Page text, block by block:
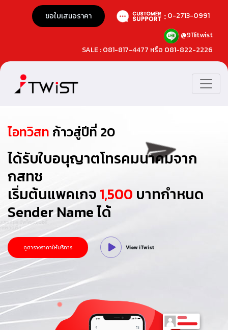
ขอใบเสนอราคา
0-2713-0991
@911itwist
SALE : 081-817-4477 หรือ 081-822-2226
ไอทวิสท ก้าวสู่ปีที่ 20
ได้รับใบอนุญาตโทรคมนาคมจาก
กสทช
เริ่มต้นแพคเกจ1,500 บาทกำหนด
Sender Name ได้
ดูตารางราคาให้บริการ View iTwist